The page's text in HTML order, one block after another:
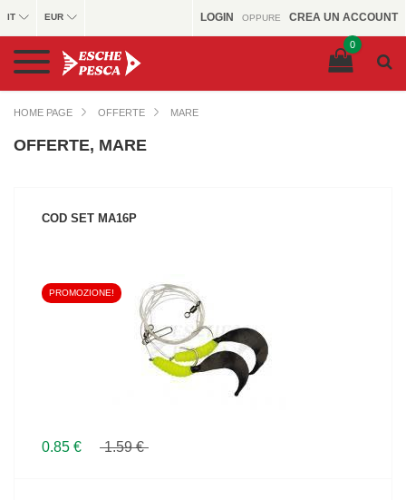
LOGIN OPPURE CREA UN ACCOUNT
IT EUR
0
HOME PAGE OFFERTE MARE
OFFERTE, MARE
COD SET MA16P
VEDI IL PRODOTTO
PROMOZIONE!
0.85 € 1.59 €